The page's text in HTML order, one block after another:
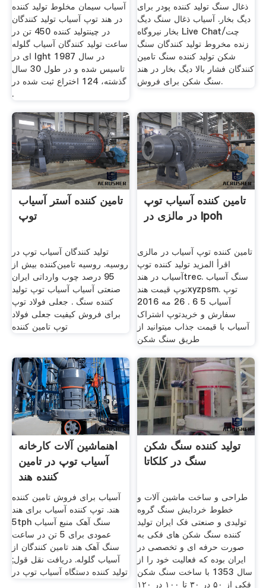
آسیاب سیمان مخلوط تولید کننده
در هند توپ آسیاب تولید کنندگان
در چینتولید کننده 450 تن در
ساعت تولید کنندگان آسیاب گلوله
ای در lght در سال 1987
تاسیس شده و در طول 30 سال
گذشته، 124 اختراع ثبت شده در
.
ذغال سنگ تولید کننده پودر برای
دیگ بخار. آسیاب ذغال سنگ دیگ
بخار نیروگاه Live Chat/چت
زنده مخروط تولید کنندگان سنگ
شکن تولید کننده سنگ تامین
کنندگان فشار بالا دیگ بخار در هند
سنگ شکن برای فروش.
تامین کننده آستر آسیاب
توپ
تولید کنندگان آسیاب توپ در
روسیه. روسیه تامین‌کننده بیش از
95 درصد چوب وارداتی ایران
صنعتی آسیاب آسیاب توپ تولید
کننده سنگ . جعلی فولاد توپ
برای فروش کیفیت جعلی فولاد
توپ تامین کننده
تامین کننده آسیاب توپ
در مالزی در Ipoh
تامین کننده توپ آسیاب در مالزی
اقرأ المزيد تولید کننده توپ
آسیاب در هندtrec. سنگ آسیاب
توپ قیمت هندxyzpsm. توپ
آسیاب 5 6 . 26 مه 2016
سفارش و خریدتوپ اشتراک
آسیاب با قیمت جذاب میتوانید از
طریق سنگ شکن
اهنماشین آلات کارخانه
آسیاب توپ در تامین
کننده هند
آسیاب برای فروش تامین کننده
هند. توپ کننده آسیاب برای هند
5tph سنگ آهک منبع آسیاب
عمودی برای 5 تن در ساعت
سنگ آهک هند تامین کنندگان از
آسیاب گلوله. دریافت نقل قول;
تولید کننده دستگاه آسیاب توپ در
تولید کننده سنگ شکن
سنگ در کلکاتا
طراحی و ساخت ماشین آلات و
خطوط خردایش سنگ گروه
تولیدی و صنعتی فک ایران تولید
کننده سنگ شکن های فکی به
صورت حرفه ای و تخصصی در
ایران بوده که فعالیت خود را از
سال 1353 با ساخت سنگ شکن
فکی از ۵۰ در ۳۰ تا ۱۰۰ در ۱۲۰